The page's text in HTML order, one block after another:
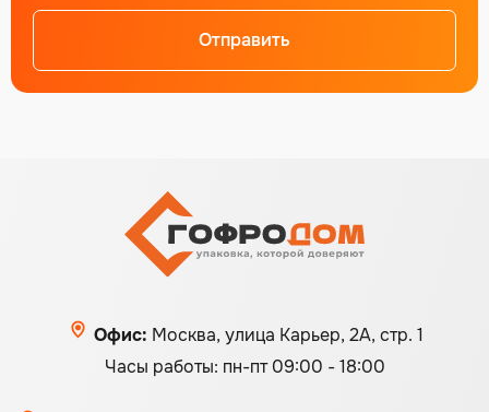
Отправить
Офис: Москва, улица Карьер, 2А, стр. 1
Часы работы: пн-пт 09:00 - 18:00